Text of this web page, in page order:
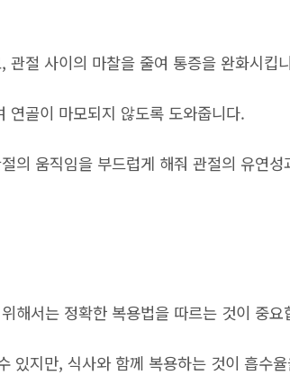
관절 사이의 마찰을 줄여 통증을 완화시킵
연골이 마모되지 않도록 도와줍니다.
의 움직임을 부드럽게 해줘 관절의 유연
해서는 정확한 복용법을 따르는 것이 중요
있지만, 식사와 함께 복용하는 것이 흡수